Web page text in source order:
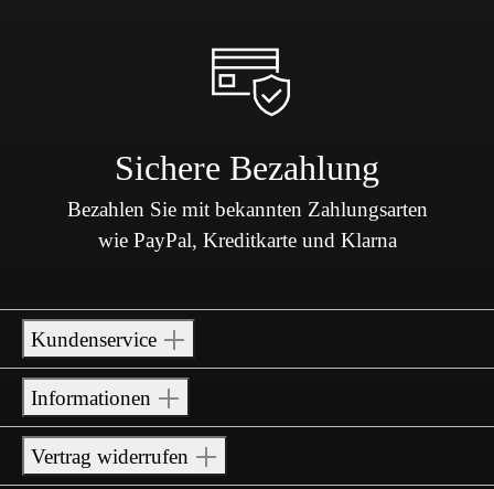
Sichere Bezahlung
Bezahlen Sie mit bekannten Zahlungsarten
wie PayPal, Kreditkarte und Klarna
Kundenservice
Informationen
Vertrag widerrufen